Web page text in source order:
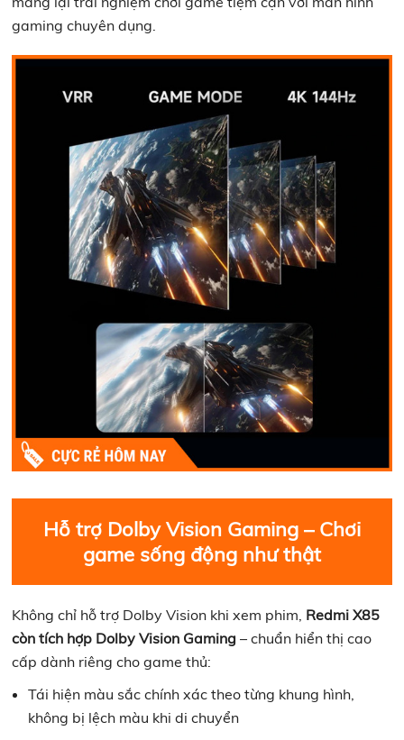
gaming chuyên dụng.
Hỗ trợ Dolby Vision Gaming – Chơi
game sống động như thật
Không chỉ hỗ trợ Dolby Vision khi xem phim, Redmi X85
còn tích hợp Dolby Vision Gaming – chuẩn hiển thị cao
cấp dành riêng cho game thủ:
Tái hiện màu sắc chính xác theo từng khung hình,
không bị lệch màu khi di chuyển